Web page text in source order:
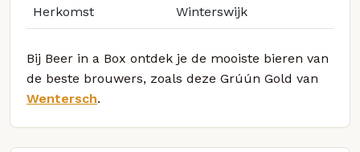
Herkomst Winterswijk
Bij Beer in a Box ontdek je de mooiste bieren van
de beste brouwers, zoals deze Grúún Gold van
Wentersch.